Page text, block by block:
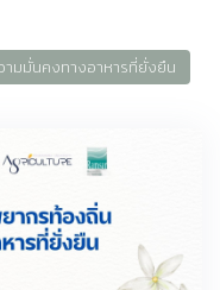
มมั่นคงทางอาหารที่ยั่งยืน